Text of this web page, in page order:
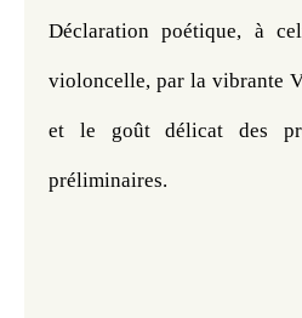
Déclaration poétique, à
violoncelle, par la vibrante
et le goût délicat des
préliminaires.